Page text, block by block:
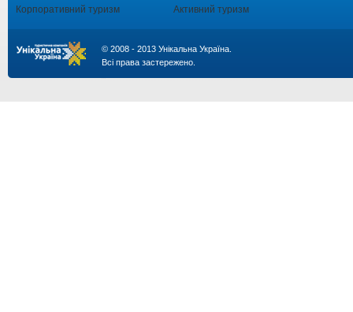
Корпоративний туризм Активний туризм
© 2008 - 2013 Унікальна Україна.
Всі права застережено.